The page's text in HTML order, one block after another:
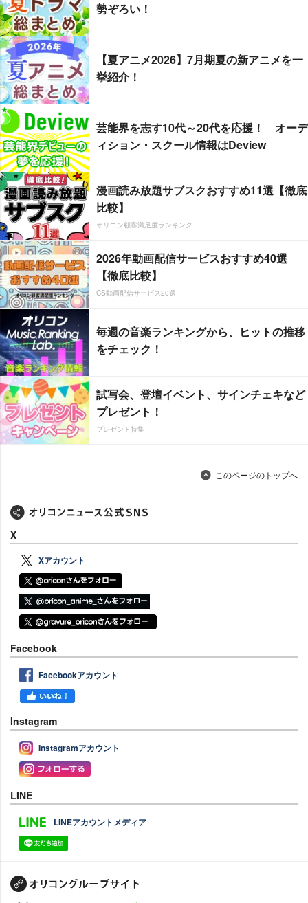
勢ぞろい！
【夏アニメ2026】7月期夏の新アニメを一
挙紹介！
芸能界を志す10代～20代を応援！ オーデ
ィション・スクール情報はDeview
漫画読み放題サブスクおすすめ11選【徹底
比較】
オリコン顧客満足度ランキング
2026年動画配信サービスおすすめ40選
【徹底比較】
CS動画配信サービス20選
毎週の音楽ランキングから、ヒットの推移
をチェック！
試写会、登壇イベント、サインチェキなど
プレゼント！
プレゼント特集
このページのトップへ
X
Xアカウント
Facebook
Facebookアカウント
Instagram
Instagramアカウント
LINE
LINEアカウントメディア